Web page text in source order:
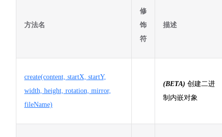
方法名
修
饰
符
描述
create(content, startX, startY,
width, height, rotation, mirror,
fileName)
(BETA) 创建二进
制内嵌对象